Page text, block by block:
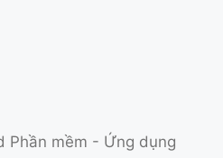
Phần mềm - Ứng dụng